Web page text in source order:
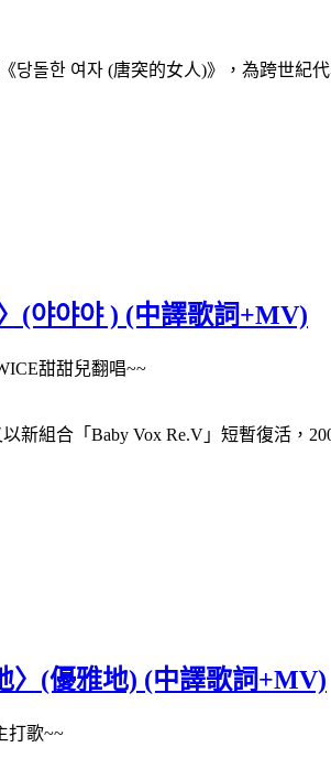
돌한 여자 (唐突的女人)》，為跨世紀
(야야야 ) (中譯歌詞+MV)
甜甜兒翻唱~~
組合「Baby Vox Re.V」短暫復活，
〉(優雅地) (中譯歌詞+MV)
打歌~~